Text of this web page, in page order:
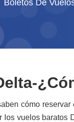
Boletos De
cómo
vuelos